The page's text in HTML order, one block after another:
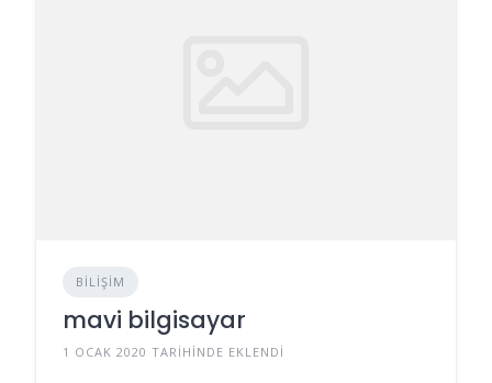
BILIŞIM
mavi bilgisayar
1 OCAK 2020 TARIHINDE EKLENDI